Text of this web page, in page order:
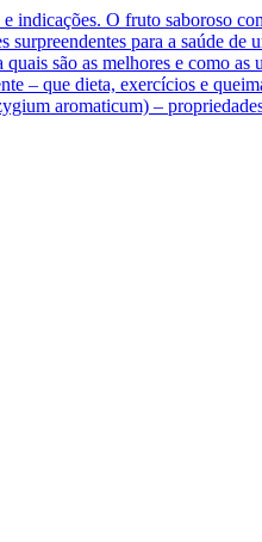
indicações. O fruto saboroso
surpreendentes para a saúde de
são as melhores e como as
– que dieta, exercícios e
aromaticum) –